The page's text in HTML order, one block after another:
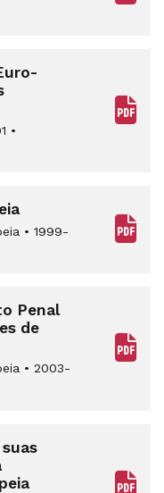
•
• 1999-
Penal
de
• 2003-